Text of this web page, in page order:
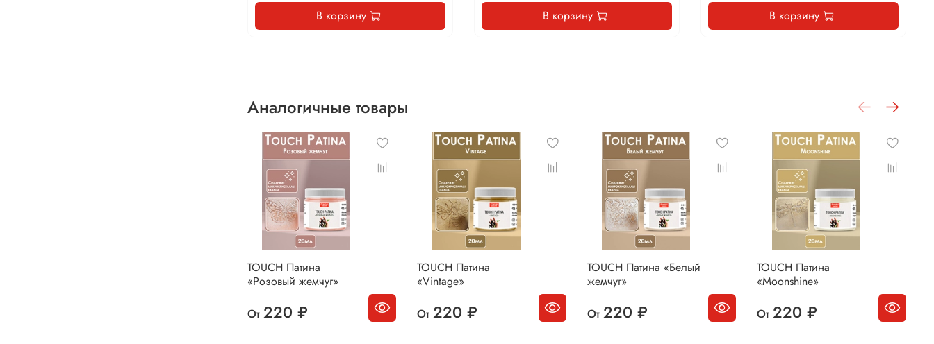
В корзину В корзину В корзину
Аналогичные товары
TOUCH Патина
«Розовый жемчуг»
От 220 ₽
TOUCH Патина
«Vintage»
От 220 ₽
TOUCH Патина «Белый
жемчуг»
От 220 ₽
TOUCH Патина
«Moonshine»
От 220 ₽